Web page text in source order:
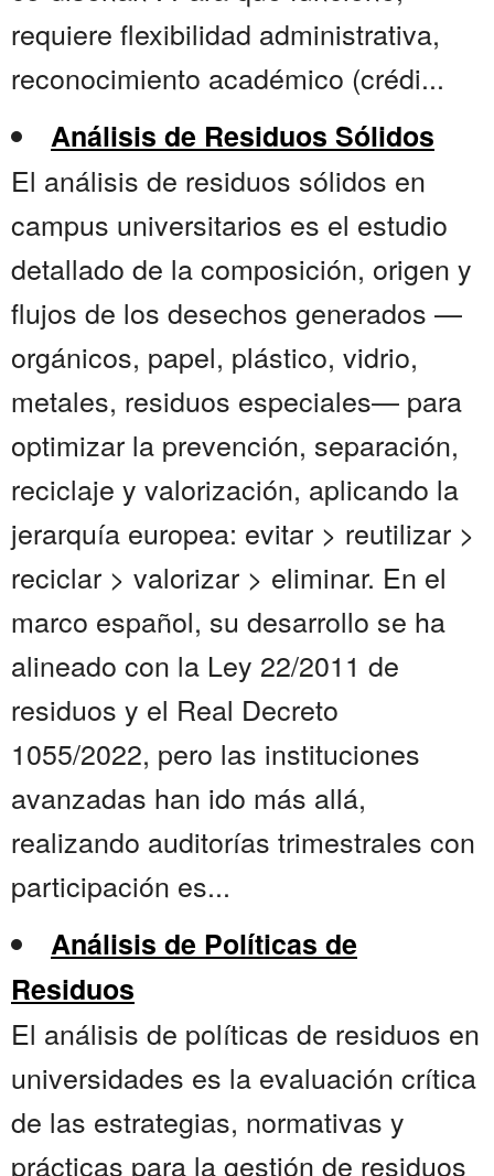
requiere flexibilidad administrativa,
reconocimiento académico (crédi...
Análisis de Residuos Sólidos
El análisis de residuos sólidos en
campus universitarios es el estudio
detallado de la composición, origen y
flujos de los desechos generados —
orgánicos, papel, plástico, vidrio,
metales, residuos especiales— para
optimizar la prevención, separación,
reciclaje y valorización, aplicando la
jerarquía europea: evitar > reutilizar >
reciclar > valorizar > eliminar. En el
marco español, su desarrollo se ha
alineado con la Ley 22/2011 de
residuos y el Real Decreto
1055/2022, pero las instituciones
avanzadas han ido más allá,
realizando auditorías trimestrales con
participación es...
Análisis de Políticas de
Residuos
El análisis de políticas de residuos en
universidades es la evaluación crítica
de las estrategias, normativas y
prácticas para la gestión de residuos